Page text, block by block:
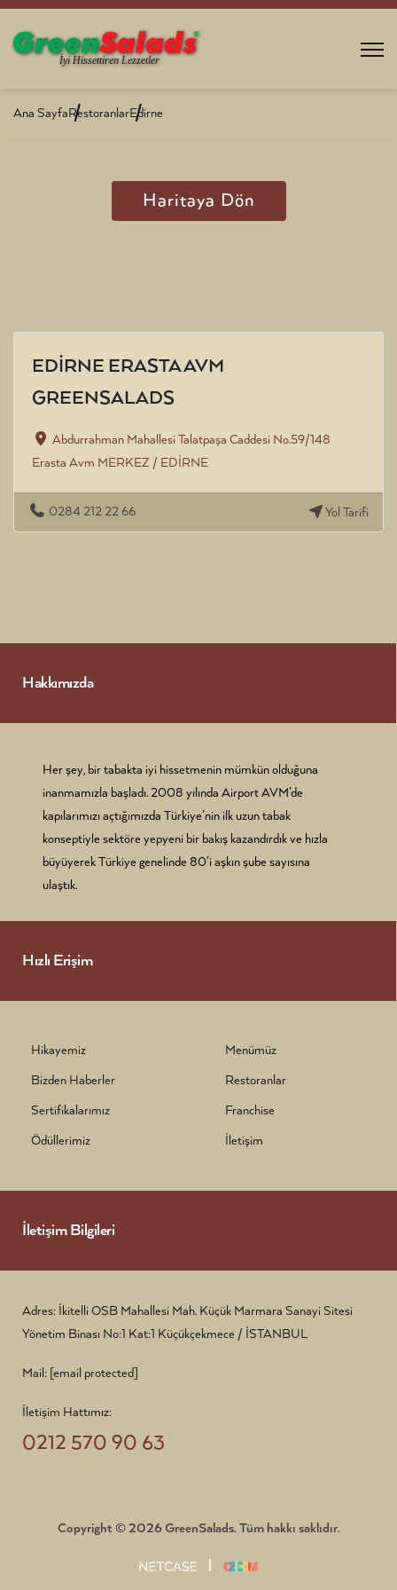
Ana SayfaRestoranlarEdirne
Haritaya Dön
EDİRNE ERASTA AVM
GREENSALADS
Abdurrahman Mahallesi Talatpaşa Caddesi No.59/148
Erasta Avm MERKEZ / EDİRNE
0284 212 22 66 Yol Tarifi
Hakkımızda
Her şey, bir tabakta iyi hissetmenin mümkün olduğuna
inanmamızla başladı. 2008 yılında Airport AVM’de
kapılarımızı açtığımızda Türkiye’nin ilk uzun tabak
konseptiyle sektöre yepyeni bir bakış kazandırdık ve hızla
büyüyerek Türkiye genelinde 80’i aşkın şube sayısına
ulaştık.
Hızlı Erişim
Hikayemiz
Bizden Haberler
Sertifikalarımız
Ödüllerimiz
Menümüz
Restoranlar
Franchise
İletişim
İletişim Bilgileri
Adres: İkitelli OSB Mahallesi Mah. Küçük Marmara Sanayi Sitesi
Yönetim Binası No:1 Kat:1 Küçükçekmece / İSTANBUL
Mail: [email protected]
İletişim Hattımız:
0212 570 90 63
Copyright © 2026 GreenSalads. Tüm hakkı saklıdır.